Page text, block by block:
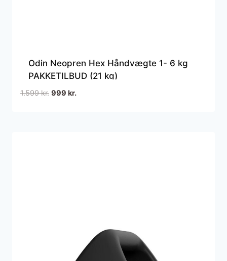
Odin Neopren Hex Håndvægte 1- 6 kg
PAKKETILBUD (21 kg)
1.599kr. Den
999 kr.